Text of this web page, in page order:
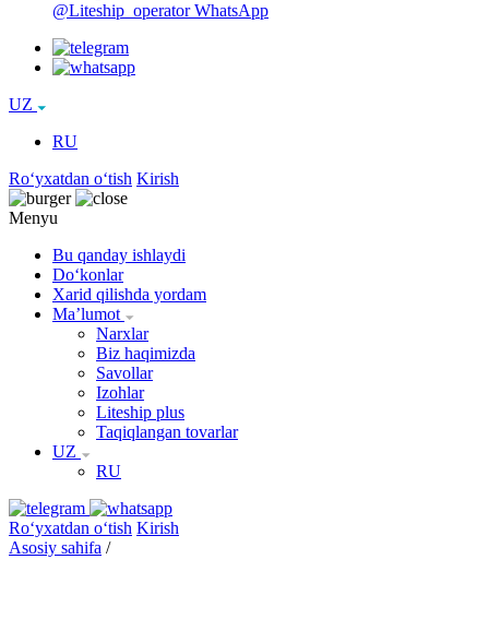
@Liteship_operator WhatsApp
UZ
RU
Roʻyxatdan oʻtish Kirish
Menyu
Bu qanday ishlaydi
Doʻkonlar
Xarid qilishda yordam
Maʼlumot
Narxlar
Biz haqimizda
Savollar
Izohlar
Liteship plus
Taqiqlangan tovarlar
UZ
RU
Roʻyxatdan oʻtish Kirish
Asosiy sahifa /